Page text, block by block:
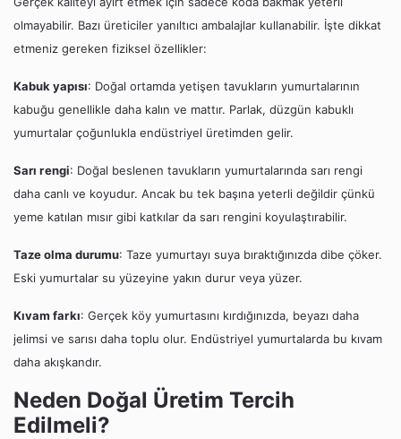
olmayabilir. Bazı üreticiler yanıltıcı ambalajlar kullanabilir. İşte dikkat
etmeniz gereken fiziksel özellikler:
Kabuk yapısı: Doğal ortamda yetişen tavukların yumurtalarının
kabuğu genellikle daha kalın ve mattır. Parlak, düzgün kabuklı
yumurtalar çoğunlukla endüstriyel üretimden gelir.
Sarı rengi: Doğal beslenen tavukların yumurtalarında sarı rengi
daha canlı ve koyudur. Ancak bu tek başına yeterli değildir çünkü
yeme katılan mısır gibi katkılar da sarı rengini koyulaştırabilir.
Taze olma durumu: Taze yumurtayı suya bıraktığınızda dibe çöker.
Eski yumurtalar su yüzeyine yakın durur veya yüzer.
Kıvam farkı: Gerçek köy yumurtasını kırdığınızda, beyazı daha
jelimsi ve sarısı daha toplu olur. Endüstriyel yumurtalarda bu kıvam
daha akışkandır.
Neden Doğal Üretim Tercih
Edilmeli?